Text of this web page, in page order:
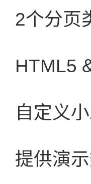
2个分页
HTML5
自定义小
提供演